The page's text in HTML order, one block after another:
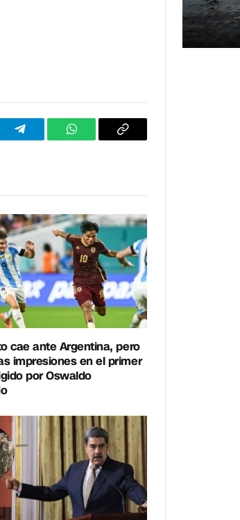
TelegramWhatsAppCopiar
cae ante Argentina, pero
impresiones en el primer
por Oswaldo